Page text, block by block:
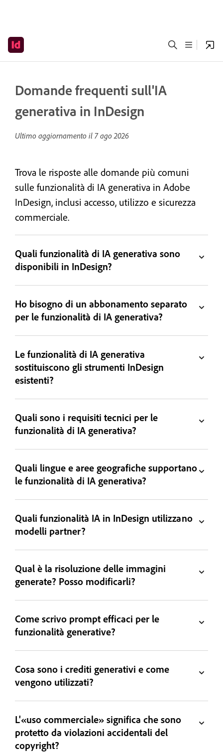
Domande frequenti sull'IA
generativa in InDesign
Ultimo aggiornamento il 7 ago 2026
Trova le risposte alle domande più comuni
sulle funzionalità di IA generativa in Adobe
InDesign, inclusi accesso, utilizzo e sicurezza
commerciale.
Quali funzionalità di IA generativa sono
disponibili in InDesign?
Ho bisogno di un abbonamento separato
per le funzionalità di IA generativa?
Le funzionalità di IA generativa
sostituiscono gli strumenti InDesign
esistenti?
Quali sono i requisiti tecnici per le
funzionalità di IA generativa?
Quali lingue e aree geografiche supportano
le funzionalità di IA generativa?
Quali funzionalità IA in InDesign utilizzano
modelli partner?
Qual è la risoluzione delle immagini
generate? Posso modificarli?
Come scrivo prompt efficaci per le
funzionalità generative?
Cosa sono i crediti generativi e come
vengono utilizzati?
L'«uso commerciale» significa che sono
protetto da violazioni accidentali del
copyright?